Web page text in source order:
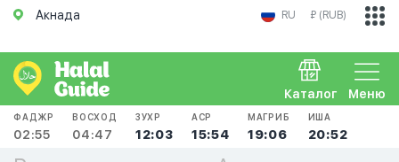
Акнада RU ₽ (RUB)
Меню
Каталог
ФАДЖР
02:55
ВОСХОД
04:47
ЗУХР
12:03
АСР
15:54
МАГРИБ
19:06
ИША
20:52